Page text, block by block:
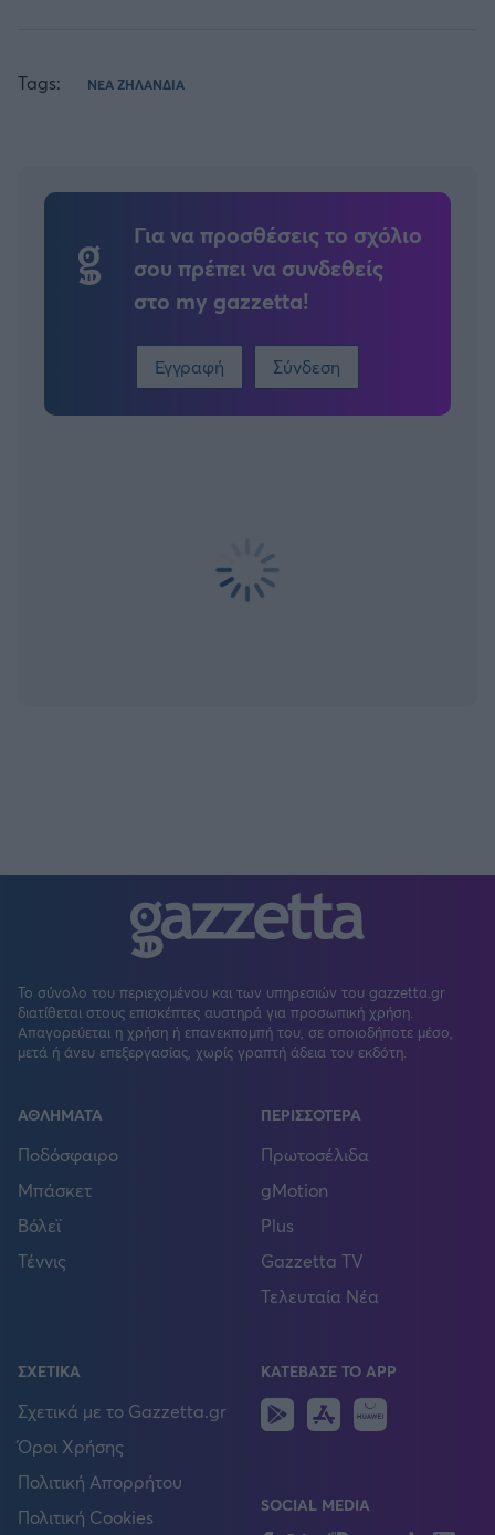
Tags: ΝΕΑ ΖΗΛΑΝΔΙΑ
Για να προσθέσεις το σχόλιο
σου πρέπει να συνδεθείς
στο my gazzetta!
Εγγραφή Σύνδεση
Το σύνολο του περιεχομένου και των υπηρεσιών του gazzetta.gr
διατίθεται στους επισκέπτες αυστηρά για προσωπική χρήση.
Απαγορεύεται η χρήση ή επανεκπομπή του, σε οποιοδήποτε μέσο,
μετά ή άνευ επεξεργασίας, χωρίς γραπτή άδεια του εκδότη.
ΑΘΛΗΜΑΤΑ
Ποδόσφαιρο
Μπάσκετ
Βόλεϊ
Τέννις
ΠΕΡΙΣΣΟΤΕΡΑ
Πρωτοσέλιδα
gMotion
Plus
Gazzetta TV
Τελευταία Νέα
ΣΧΕΤΙΚΑ
Σχετικά με το Gazzetta.gr
Όροι Χρήσης
Πολιτική Απορρήτου
Πολιτική Cookies
ΚΑΤΕΒΑΣΕ ΤΟ APP
Android
IOS
SOCIAL MEDIA